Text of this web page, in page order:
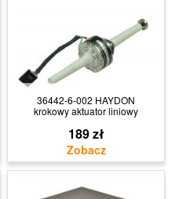
36442-6-002 HAYDON
krokowy aktuator liniowy
189 zł